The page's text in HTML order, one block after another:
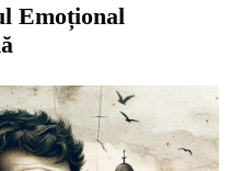
Emoțional